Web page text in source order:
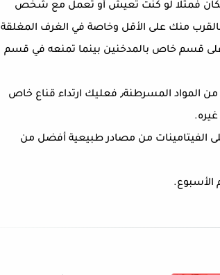
فمثلا لو كنت تعيش أو تعمل مع شخص
منك على الأقل وخاصة في الغرف المغلقة
على قسم خاص بالمدخنين بينما تمنعه في قسم
- لا تستهتر عندما يتوجب عليك أخذ احتياطات لحماية نفسك من المواد المسرطنة٫ فعليك ارتداء قناع خاص
غني بالخضار والفاكهة٫ فالحصول على الفيتامينات من مصادر طبيعية أفضل من